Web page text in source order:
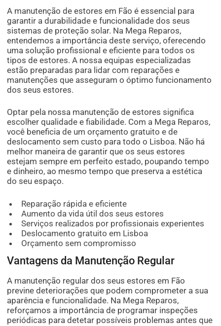
A manutenção de estores em Fão é essencial para
garantir a durabilidade e funcionalidade dos seus
sistemas de proteção solar. Na Mega Reparos,
entendemos a importância deste serviço, oferecendo
uma solução profissional e eficiente para todos os
tipos de estores. A nossa equipas especializadas
estão preparadas para lidar com reparações e
manutenções que asseguram o óptimo funcionamento
dos seus estores.
Optar pela nossa manutenção de estores significa
escolher qualidade e fiabilidade. Com a Mega Reparos,
você beneficia de um orçamento gratuito e de
deslocamento sem custo para todo o Lisboa. Não há
melhor maneira de garantir que os seus estores
estejam sempre em perfeito estado, poupando tempo
e dinheiro, ao mesmo tempo que preserva a estética
do seu espaço.
Reparação rápida e eficiente
Aumento da vida útil dos seus estores
Serviços realizados por profissionais experientes
Deslocamento gratuito em Lisboa
Orçamento sem compromisso
Vantagens da Manutenção Regular
A manutenção regular dos seus estores em Fão
previne deteriorações que podem comprometer a sua
aparência e funcionalidade. Na Mega Reparos,
reforçamos a importância de programar inspeções
periódicas para detetar possíveis problemas antes que